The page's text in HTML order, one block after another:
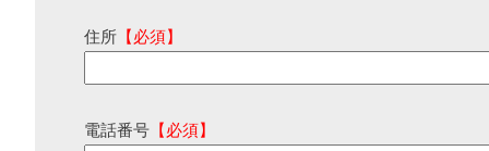
住所 【必須】
電話番号 【必須】